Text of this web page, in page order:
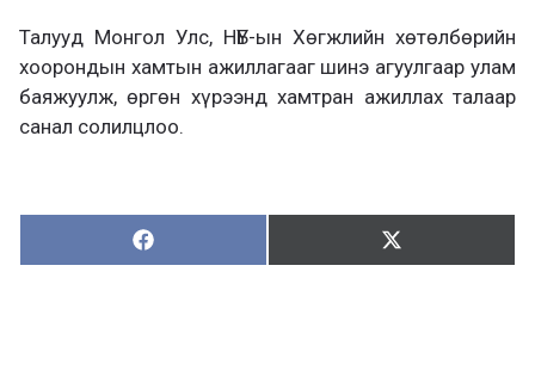
Талууд Монгол Улс, НҮБ-ын Хөгжлийн хөтөлбөрийн
хоорондын хамтын ажиллагааг шинэ агуулгаар улам
баяжуулж, өргөн хүрээнд хамтран ажиллах талаар
санал солилцлоо.
Хуваалцах:
Х
у
Түгээх:
Т
ү